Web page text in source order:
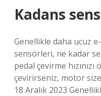
Kadans
Genellikle daha ucuz
sensörleri, ne kadar
pedal çevirme
çevirirseniz, motor
18 Aralık 2023